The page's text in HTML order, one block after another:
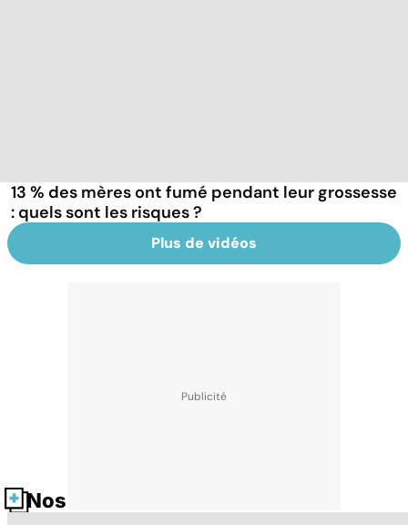
13 % des mères ont fumé pendant leur grossesse
: quels sont les risques ?
Plus de vidéos
Nos fiches santé